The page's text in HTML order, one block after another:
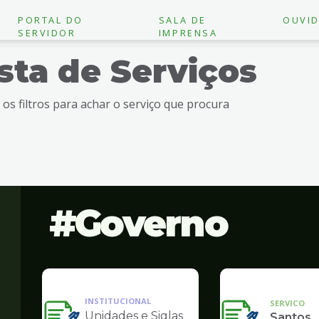
PORTAL DO
SERVIDOR
SALA DE
IMPRENSA
de Serviços
os filtros para achar o serviço que procura
Governo
INSTITUCIONAL
Unidades e Siglas
SERVICO